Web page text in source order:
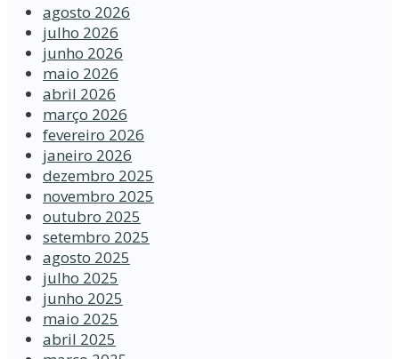
agosto 2026
julho 2026
junho 2026
maio 2026
abril 2026
março 2026
fevereiro 2026
janeiro 2026
dezembro 2025
novembro 2025
outubro 2025
setembro 2025
agosto 2025
julho 2025
junho 2025
maio 2025
abril 2025